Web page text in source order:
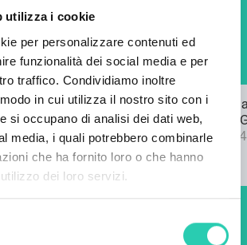
utilizza i cookie
per personalizzare contenuti ed
funzionalità dei social media e per
traffico. Condividiamo inoltre
in cui utilizza il nostro sito con i
si occupano di analisi dei dati web,
media, i quali potrebbero combinarle
che ha fornito loro o che hanno
dei loro servizi.
GO! 2025
Pubblicata
bando SPF
04/09/2024
i prossimi